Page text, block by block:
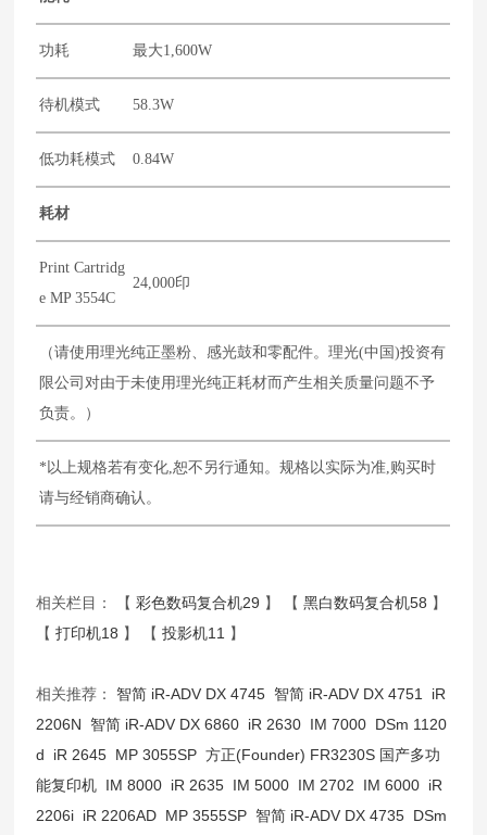
功耗 最大1,600W
待机模式 58.3W
低功耗模式 0.84W
耗材
Print Cartridg
e MP 3554C
24,000印
（请使用理光纯正墨粉、感光鼓和零配件。理光(中国)投资有
限公司对由于未使用理光纯正耗材而产生相关质量问题不予
负责。）
*以上规格若有变化,恕不另行通知。规格以实际为准,购买时
请与经销商确认。
相关栏目： 【 彩色数码复合机29 】 【 黑白数码复合机58 】
【 打印机18 】 【 投影机11 】
相关推荐： 智简 iR-ADV DX 4745 智简 iR-ADV DX 4751
iR
2206N
智简 iR-ADV DX 6860 iR 2630 IM 7000 DSm 1120
d
iR 2645 MP 3055SP 方正(Founder) FR3230S 国产多功
能复印机 IM 8000 iR 2635 IM 5000 IM 2702 IM 6000 iR
2206i iR 2206AD MP 3555SP 智简 iR-ADV DX 4735 DSm